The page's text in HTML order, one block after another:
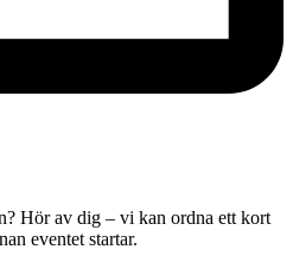
Hör av dig – vi kan ordna ett kort
eventet startar.